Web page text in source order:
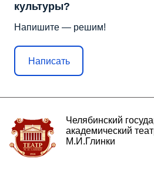
культуры?
Напишите — решим!
Написать
Челябинский
академический
М.И.Глинки